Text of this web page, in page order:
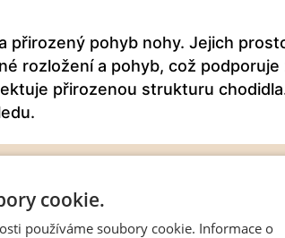
přirozený pohyb nohy. Jejich
rozložení a pohyb, což podporuje
přirozenou strukturu
cookie.
používáme soubory cookie. Informace o